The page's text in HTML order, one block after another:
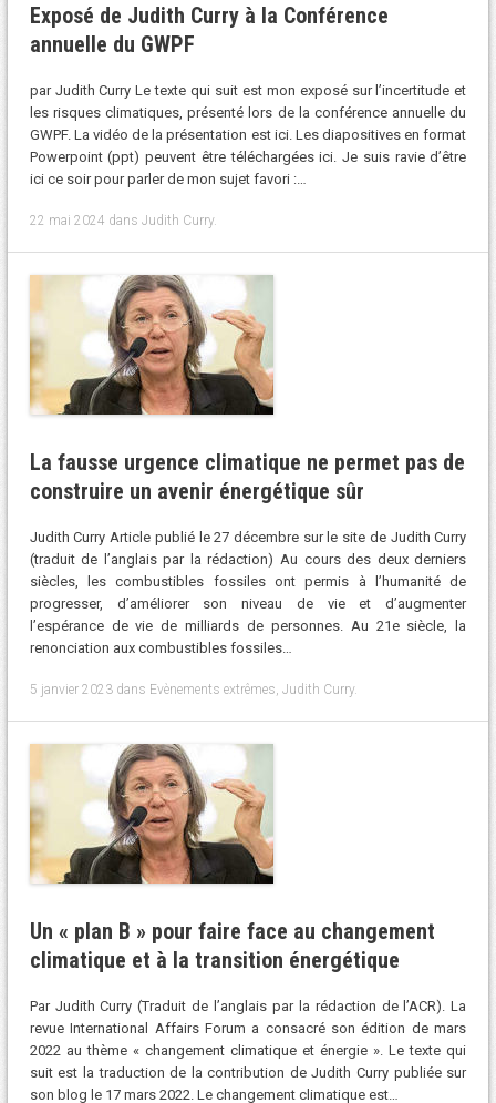
Exposé de Judith Curry à la Conférence
annuelle du GWPF
par Judith Curry Le texte qui suit est mon exposé sur l’incertitude et
les risques climatiques, présenté lors de la conférence annuelle du
GWPF. La vidéo de la présentation est ici. Les diapositives en format
Powerpoint (ppt) peuvent être téléchargées ici. Je suis ravie d’être
ici ce soir pour parler de mon sujet favori :…
22 mai 2024 dans Judith Curry.
La fausse urgence climatique ne permet pas de
construire un avenir énergétique sûr
Judith Curry Article publié le 27 décembre sur le site de Judith Curry
(traduit de l’anglais par la rédaction) Au cours des deux derniers
siècles, les combustibles fossiles ont permis à l’humanité de
progresser, d’améliorer son niveau de vie et d’augmenter
l’espérance de vie de milliards de personnes. Au 21e siècle, la
renonciation aux combustibles fossiles…
5 janvier 2023dans Evènements extrêmes Judith Curry.
Un « plan B » pour faire face au changement
climatique et à la transition énergétique
Par Judith Curry (Traduit de l’anglais par la rédaction de l’ACR). La
revue International Affairs Forum a consacré son édition de mars
2022 au thème « changement climatique et énergie ». Le texte qui
suit est la traduction de la contribution de Judith Curry publiée sur
son blog le 17 mars 2022. Le changement climatique est…